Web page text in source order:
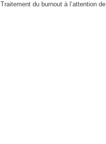
du burnout à l’attention de